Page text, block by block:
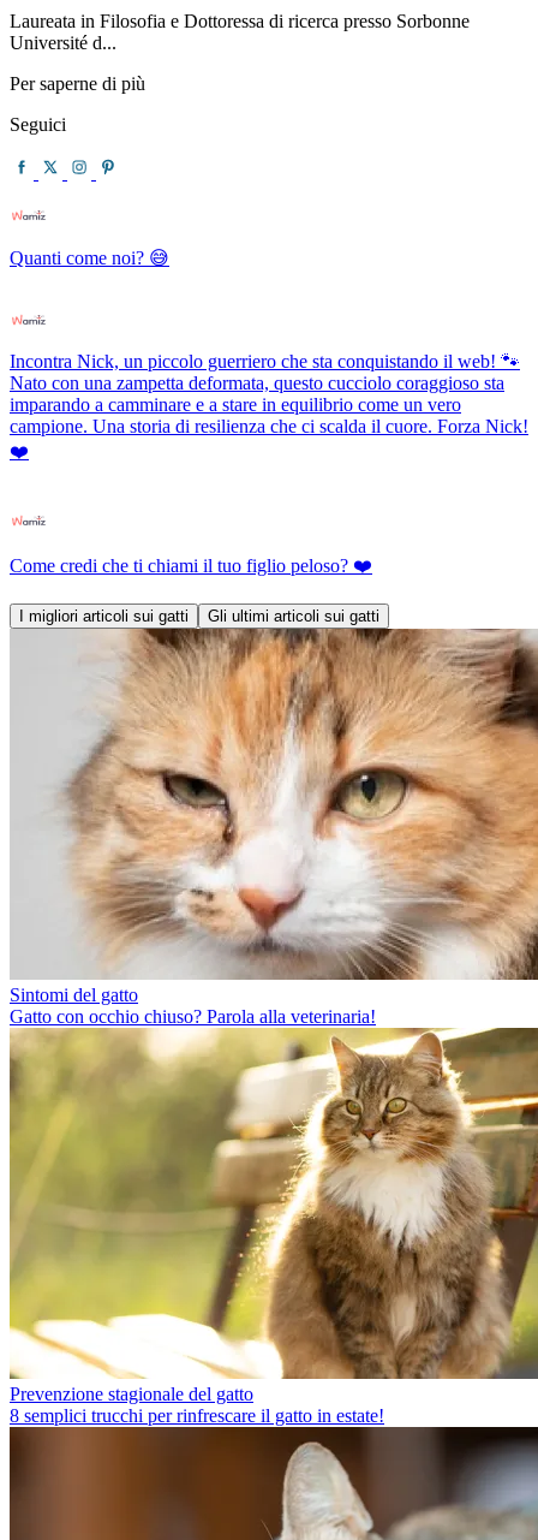
Laureata in Filosofia e Dottoressa di ricerca presso Sorbonne
Université d...
Per saperne di più
Seguici
Quanti come noi? 😅
Incontra Nick, un piccolo guerriero che sta conquistando il web! 🐾
Nato con una zampetta deformata, questo cucciolo coraggioso sta
imparando a camminare e a stare in equilibrio come un vero
campione. Una storia di resilienza che ci scalda il cuore. Forza Nick!
❤️
Come credi che ti chiami il tuo figlio peloso? ❤️
I migliori articoli sui gatti Gli ultimi articoli sui gatti
Sintomi del gatto
Gatto con occhio chiuso? Parola alla veterinaria!
Prevenzione stagionale del gatto
8 semplici trucchi per rinfrescare il gatto in estate!